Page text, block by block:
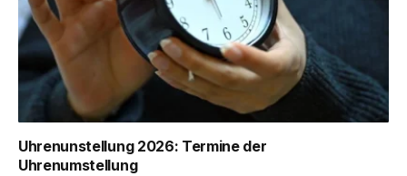
Uhrenunstellung 2026: Termine der
Uhrenumstellung